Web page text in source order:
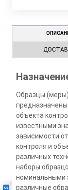
Образцы
объекта
известными
зависимости
контроля и
различных
наборы
номинальными
различные